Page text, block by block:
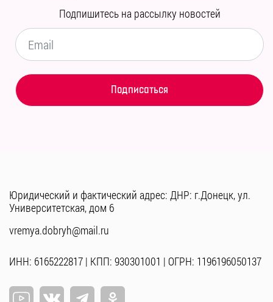
Подпишитесь на рассылку новостей
Юридический и фактический адрес: ДНР: г.Донецк, ул.
Университетская, дом 6
vremya.dobryh@mail.ru
ИНН: 6165222817 | КПП: 930301001 | ОГРН: 1196196050137